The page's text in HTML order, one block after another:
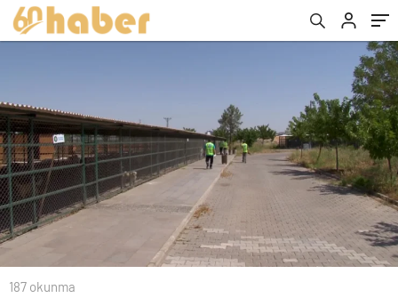
187 okunma